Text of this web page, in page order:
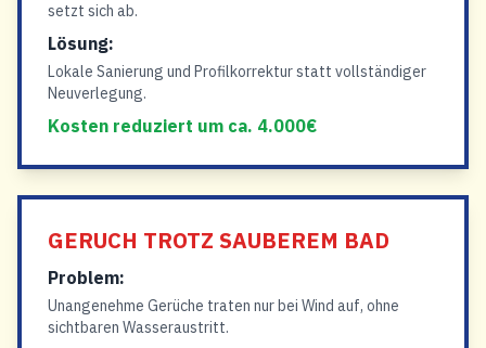
setzt sich ab.
Lösung:
Lokale Sanierung und Profilkorrektur statt vollständiger
Neuverlegung.
Kosten reduziert um ca. 4.000€
GERUCH TROTZ SAUBEREM BAD
Problem:
Unangenehme Gerüche traten nur bei Wind auf, ohne
sichtbaren Wasseraustritt.